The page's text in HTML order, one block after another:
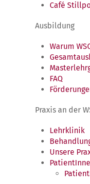
Café
Ausbildung
Warum
FAQ
Praxis an der
Lehrklinik
Unsere